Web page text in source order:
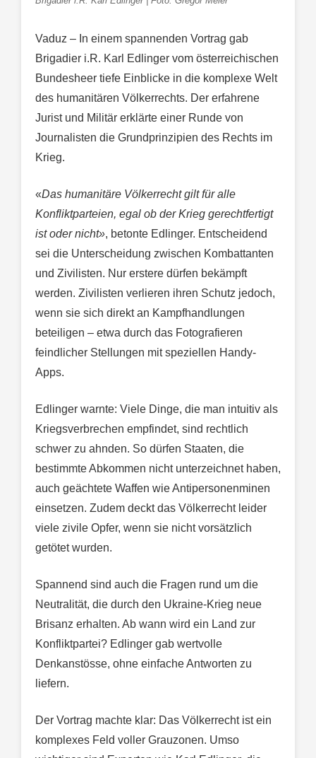
Vaduz – In einem spannenden Vortrag gab
Brigadier i.R. Karl Edlinger vom österreichischen
Bundesheer tiefe Einblicke in die komplexe Welt
des humanitären Völkerrechts. Der erfahrene
Jurist und Militär erklärte einer Runde von
Journalisten die Grundprinzipien des Rechts im
Krieg.
«Das humanitäre Völkerrecht gilt für alle
Konfliktparteien, egal ob der Krieg gerechtfertigt
ist oder nicht», betonte Edlinger. Entscheidend
sei die Unterscheidung zwischen Kombattanten
und Zivilisten. Nur erstere dürfen bekämpft
werden. Zivilisten verlieren ihren Schutz jedoch,
wenn sie sich direkt an Kampfhandlungen
beteiligen – etwa durch das Fotografieren
feindlicher Stellungen mit speziellen Handy-
Apps.
Edlinger warnte: Viele Dinge, die man intuitiv als
Kriegsverbrechen empfindet, sind rechtlich
schwer zu ahnden. So dürfen Staaten, die
bestimmte Abkommen nicht unterzeichnet haben,
auch geächtete Waffen wie Antipersonenminen
einsetzen. Zudem deckt das Völkerrecht leider
viele zivile Opfer, wenn sie nicht vorsätzlich
getötet wurden.
Spannend sind auch die Fragen rund um die
Neutralität, die durch den Ukraine-Krieg neue
Brisanz erhalten. Ab wann wird ein Land zur
Konfliktpartei? Edlinger gab wertvolle
Denkanstösse, ohne einfache Antworten zu
liefern.
Der Vortrag machte klar: Das Völkerrecht ist ein
komplexes Feld voller Grauzonen. Umso